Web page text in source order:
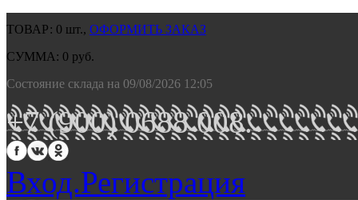
ТОВАР: 0 шт., ОФОРМИТЬ ЗАКАЗ
СУММА: 0 руб.
Состояние склада на 09/08/2026 12:05
+7 (900) 0688 008.
Вход.Регистрация